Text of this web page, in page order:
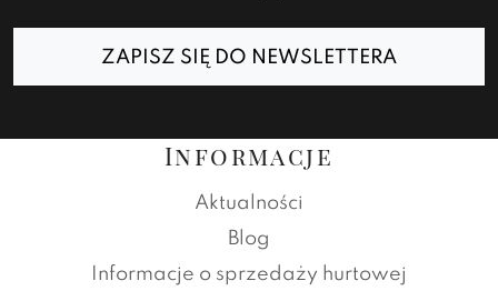
ZAPISZ SIĘ DO NEWSLETTERA
Informacje
Aktualności
Blog
Informacje o sprzedaży hurtowej